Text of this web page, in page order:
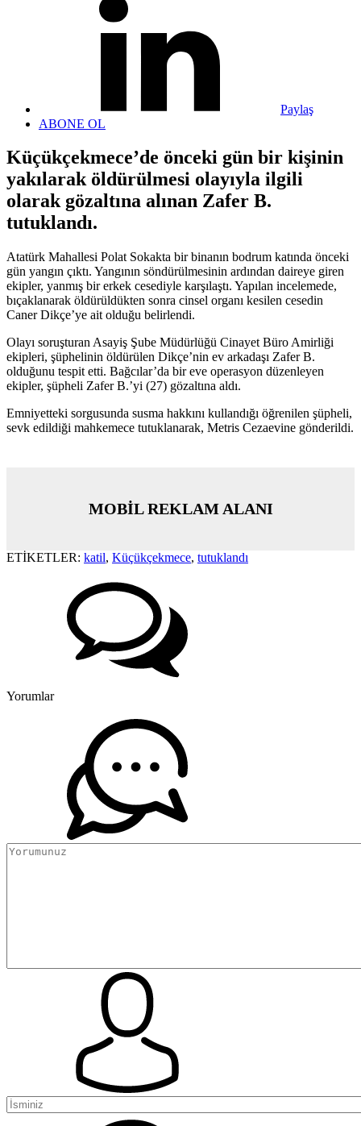
Paylaş
ABONE OL
Küçükçekmece’de önceki gün bir kişinin
yakılarak öldürülmesi olayıyla ilgili
olarak gözaltına alınan Zafer B.
tutuklandı.
Atatürk Mahallesi Polat Sokakta bir binanın bodrum katında önceki
gün yangın çıktı. Yangının söndürülmesinin ardından daireye giren
ekipler, yanmış bir erkek cesediyle karşılaştı. Yapılan incelemede,
bıçaklanarak öldürüldükten sonra cinsel organı kesilen cesedin
Caner Dikçe’ye ait olduğu belirlendi.
Olayı soruşturan Asayiş Şube Müdürlüğü Cinayet Büro Amirliği
ekipleri, şüphelinin öldürülen Dikçe’nin ev arkadaşı Zafer B.
olduğunu tespit etti. Bağcılar’da bir eve operasyon düzenleyen
ekipler, şüpheli Zafer B.’yi (27) gözaltına aldı.
Emniyetteki sorgusunda susma hakkını kullandığı öğrenilen şüpheli,
sevk edildiği mahkemece tutuklanarak, Metris Cezaevine gönderildi.
MOBİL REKLAM ALANI
ETİKETLER: katil, Küçükçekmece, tutuklandı
Yorumlar